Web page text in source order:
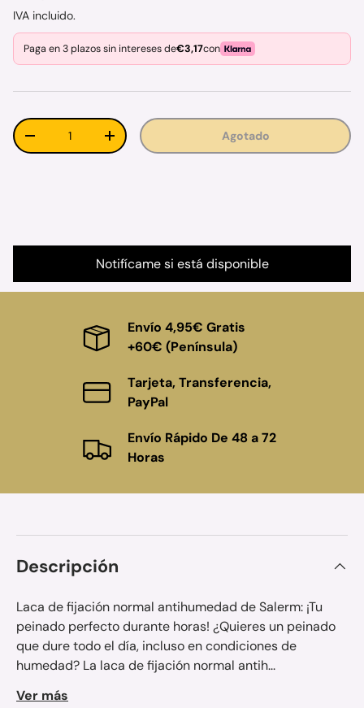
IVA incluido.
Paga en 3 plazos sin intereses de€3,17con
Cant.
Disminuir cantidadAumentar la cantidadAgotado
Notifícame si está disponible
Envío 4,95€ Gratis
+60€ (Península)
Tarjeta, Transferencia,
PayPal
Envío Rápido De 48 a 72
Horas
Descripción
Laca de fijación normal antihumedad de Salerm: ¡Tu
peinado perfecto durante horas! ¿Quieres un peinado
que dure todo el día, incluso en condiciones de
humedad? La laca de fijación normal antih...
Ver más